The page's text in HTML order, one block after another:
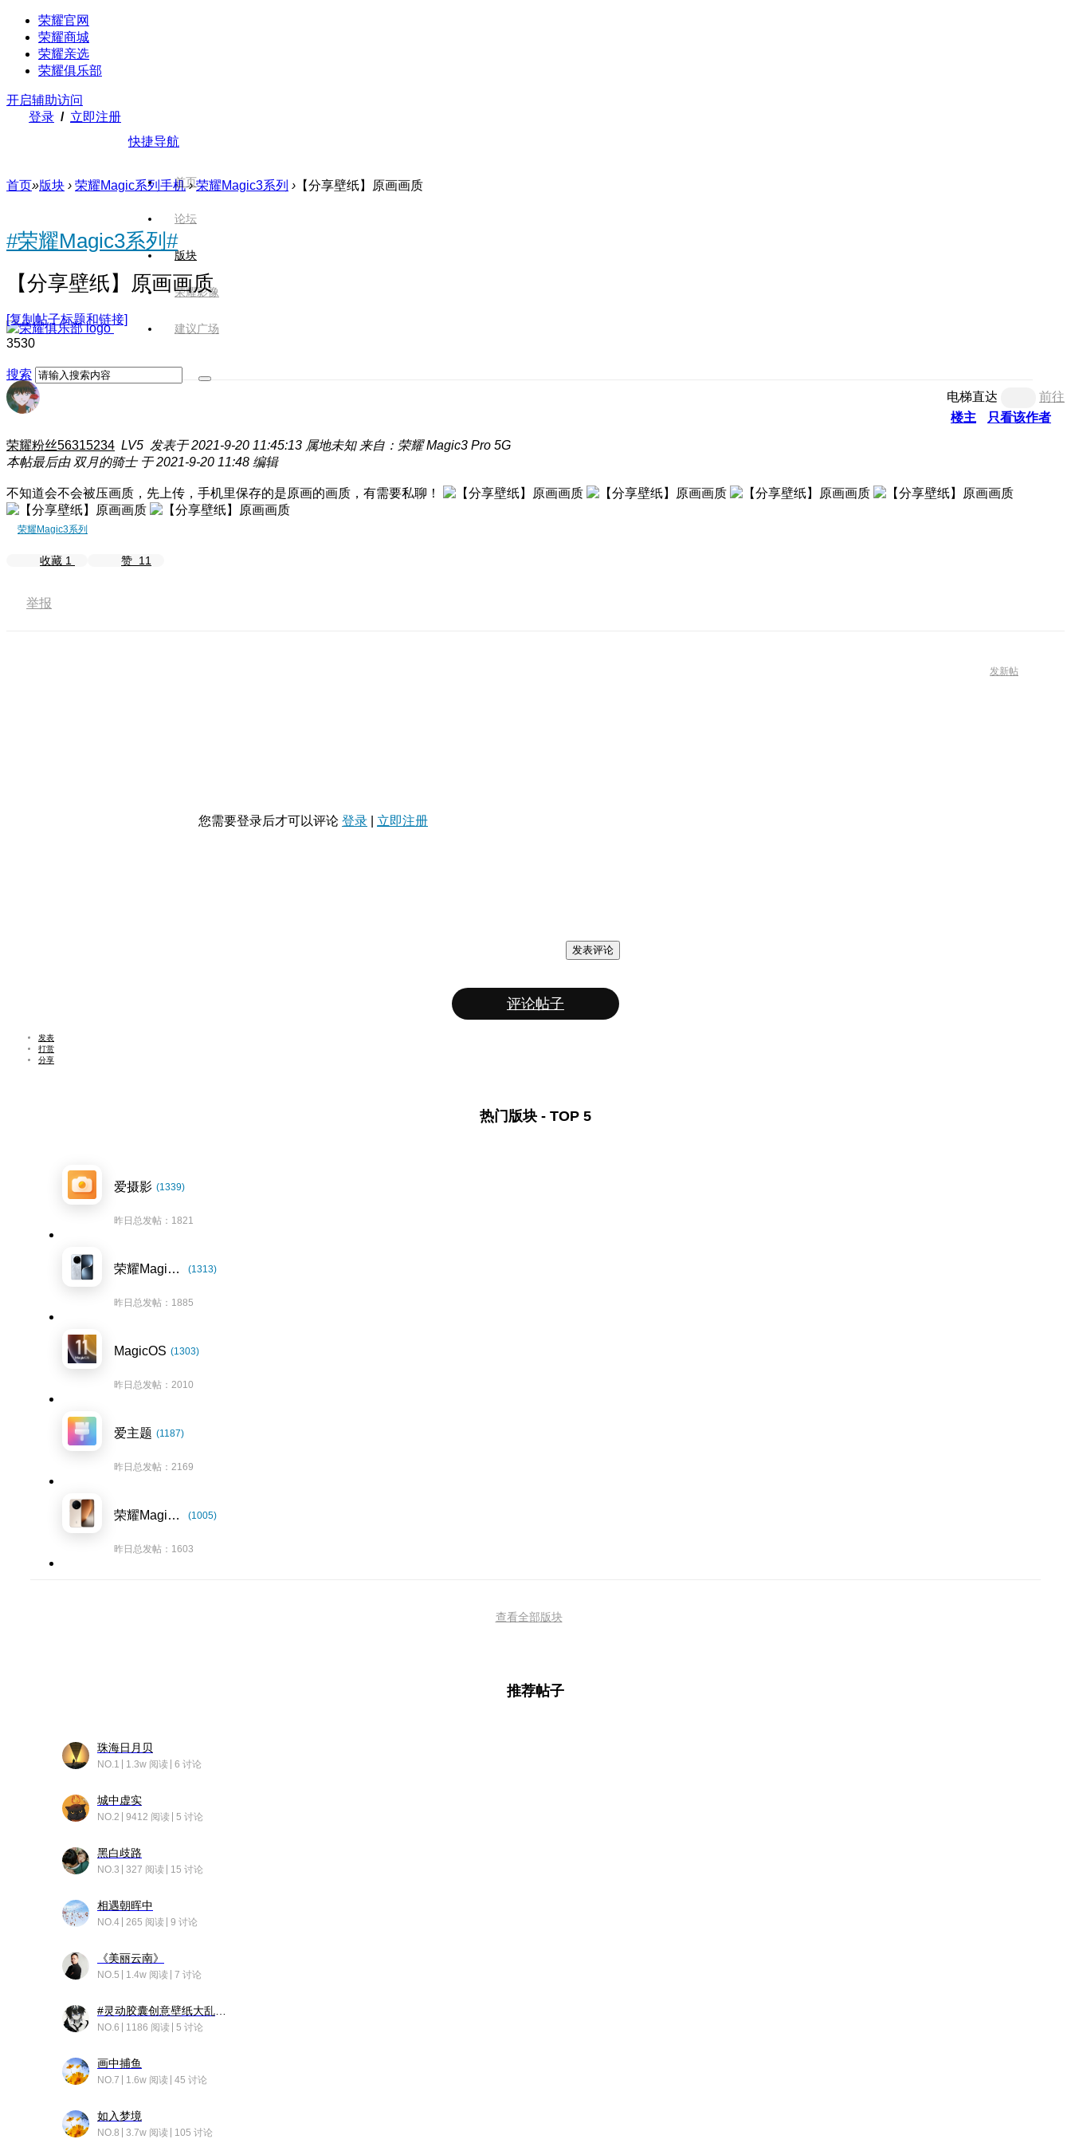
荣耀官网
荣耀商城
荣耀亲选
荣耀俱乐部
开启辅助访问
登录 / 立即注册
快捷导航
首页
论坛
版块
荣耀影像
建议广场
搜索
首页»版块 › 荣耀Magic系列手机 › 荣耀Magic3系列 › 【分享壁纸】原画画质
#荣耀Magic3系列#
【分享壁纸】原画画质
[复制帖子标题和链接]
3530
电梯直达
前往
楼主
只看该作者
荣耀粉丝56315234 LV5 发表于 2021-9-20 11:45:13 属地未知 来自：荣耀 Magic3 Pro 5G
本帖最后由 双月的骑士 于 2021-9-20 11:48 编辑
不知道会不会被压画质，先上传，手机里保存的是原画的画质，有需要私聊！
荣耀Magic3系列
收藏 1 赞 11
举报
发新帖
您需要登录后才可以评论 登录 立即注册
发表评论
评论帖子
发表
打赏
分享
热门版块 - TOP 5
爱摄影 (1339)
昨日总发帖：1821
荣耀Magic7系列 (1313)
昨日总发帖：1885
MagicOS (1303)
昨日总发帖：2010
爱主题 (1187)
昨日总发帖：2169
荣耀Magic8系列 (1005)
昨日总发帖：1603
查看全部版块
推荐帖子
珠海日月贝
NO.1 1.3w 阅读 6 讨论
城中虚实
NO.2 9412 阅读 5 讨论
黑白歧路
NO.3 327 阅读 15 讨论
相遇朝晖中
NO.4 265 阅读 9 讨论
《美丽云南》
NO.5 1.4w 阅读 7 讨论
NO.6 1186 阅读 5 讨论
画中捕鱼
NO.7 1.6w 阅读 45 讨论
如入梦境
NO.8 3.7w 阅读 105 讨论